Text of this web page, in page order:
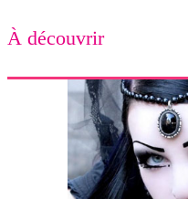
À découvrir